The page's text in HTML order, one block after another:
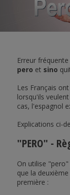
Erreur
pero et sino
Les Français
lorsqu'ils
cas, l'espagnol
Explications ci-
"PERO" -
On utilise
que la
première :